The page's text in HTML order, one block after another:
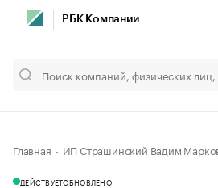
РБК Компании
Главная ИП Страшинский Вадим
ДЕЙСТВУЕТОБНОВЛЕНО